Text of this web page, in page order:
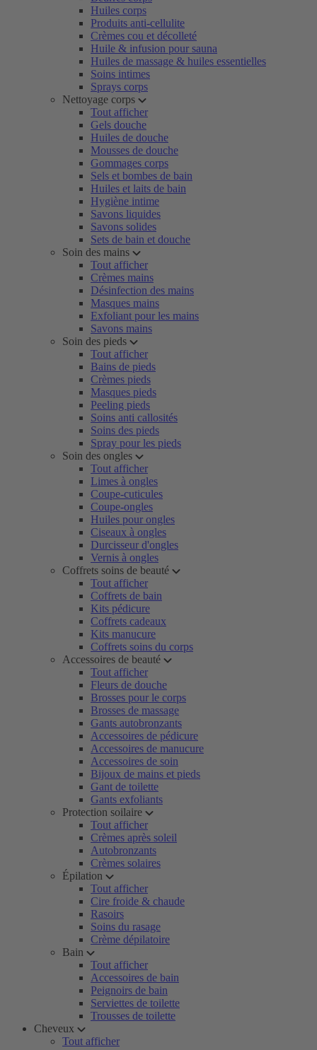
Huiles corps
Produits anti-cellulite
Crèmes cou et décolleté
Huile & infusion pour sauna
Huiles de massage & huiles essentielles
Soins intimes
Sprays corps
Nettoyage corps
Tout afficher
Gels douche
Huiles de douche
Mousses de douche
Gommages corps
Sels et bombes de bain
Huiles et laits de bain
Hygiène intime
Savons liquides
Savons solides
Sets de bain et douche
Soin des mains
Tout afficher
Crèmes mains
Désinfection des mains
Masques mains
Exfoliant pour les mains
Savons mains
Soin des pieds
Tout afficher
Bains de pieds
Crèmes pieds
Masques pieds
Peeling pieds
Soins anti callosités
Soins des pieds
Spray pour les pieds
Soin des ongles
Tout afficher
Limes à ongles
Coupe-cuticules
Coupe-ongles
Huiles pour ongles
Ciseaux à ongles
Durcisseur d'ongles
Vernis à ongles
Coffrets soins de beauté
Tout afficher
Coffrets de bain
Kits pédicure
Coffrets cadeaux
Kits manucure
Coffrets soins du corps
Accessoires de beauté
Tout afficher
Fleurs de douche
Brosses pour le corps
Brosses de massage
Gants autobronzants
Accessoires de pédicure
Accessoires de manucure
Accessoires de soin
Bijoux de mains et pieds
Gant de toilette
Gants exfoliants
Protection soilaire
Tout afficher
Crèmes après soleil
Autobronzants
Crèmes solaires
Épilation
Tout afficher
Cire froide & chaude
Rasoirs
Soins du rasage
Crème dépilatoire
Bain
Tout afficher
Accessoires de bain
Peignoirs de bain
Serviettes de toilette
Trousses de toilette
Cheveux
Tout afficher